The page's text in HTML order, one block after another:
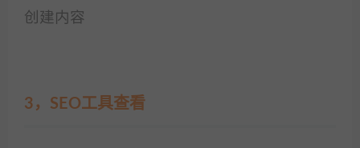
创建内容
3，SEO工具查看